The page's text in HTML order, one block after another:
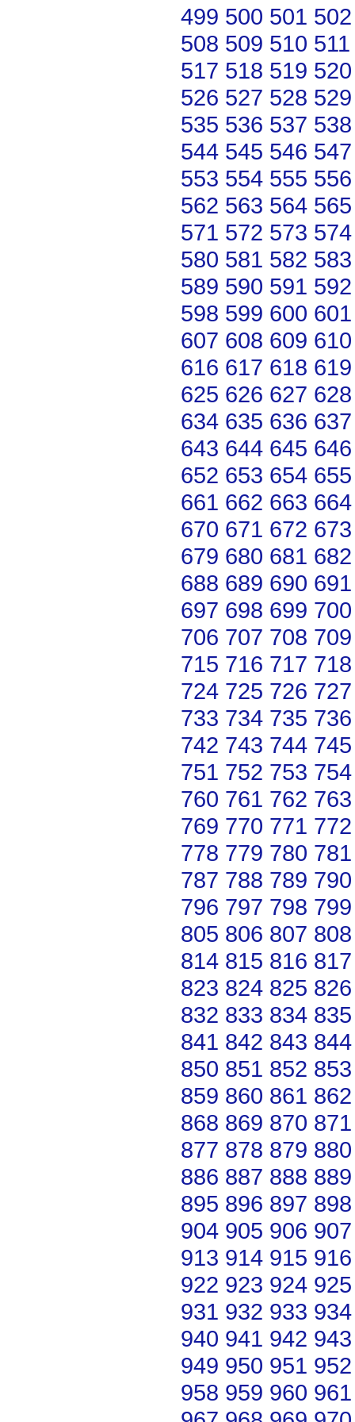
499 500 501 502
508 509 510 511
517 518 519 520
526 527 528 529
535 536 537 538
544 545 546 547
553 554 555 556
562 563 564 565
571 572 573 574
580 581 582 583
589 590 591 592
598 599 600 601
607 608 609 610
616 617 618 619
625 626 627 628
634 635 636 637
643 644 645 646
652 653 654 655
661 662 663 664
670 671 672 673
679 680 681 682
688 689 690 691
697 698 699 700
706 707 708 709
715 716 717 718
724 725 726 727
733 734 735 736
742 743 744 745
751 752 753 754
760 761 762 763
769 770 771 772
778 779 780 781
787 788 789 790
796 797 798 799
805 806 807 808
814 815 816 817
823 824 825 826
832 833 834 835
841 842 843 844
850 851 852 853
859 860 861 862
868 869 870 871
877 878 879 880
886 887 888 889
895 896 897 898
904 905 906 907
913 914 915 916
922 923 924 925
931 932 933 934
940 941 942 943
949 950 951 952
958 959 960 961